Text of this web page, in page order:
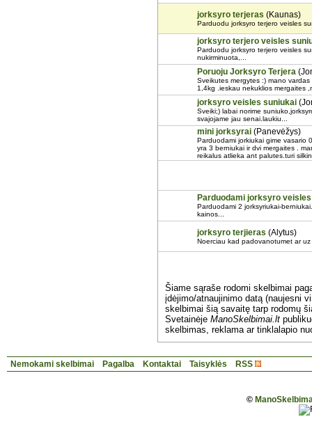
jorksyro terjeras (Kaunas)
Parduodu jorksyro terjero veisles
jorksyro terjero veisles
Parduodu jorksyro terjero veisles
nukirminuota,...
Poruoju Jorksyro Terjera
Sveikutes mergytes :) mano
1,4kg .ieskau nekuklios mergaites
jorksyro veisles suniukai
Sveiki;) labai norime
svajojame jau senai.laukiu...
mini jorksyrai (Panevėžys)
Parduodami jorkiukai gime vasario
yra 3 berniukai ir dvi mergaites .
reikalus atlieka ant palutes.turi
Parduodami jorksyro
Parduodami 2 jorksyriukai-
kainos...
jorksyro terjieras (Alytus)
Noerciau kad padovanotumet ar
Šiame sąraše rodomi skelbimai
įdėjimo/atnaujinimo datą (naujesni
skelbimai šią savaitę tarp rodomų
Svetainėje ManoSkelbimai.lt
skelbimas, reklama ar tinklalapio
Nemokami skelbimai Pagalba Kontaktai Taisyklės RSS
©